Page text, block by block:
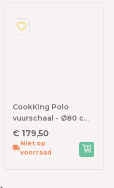
CookKing Polo
vuurschaal - Ø80 cm
- zwart staal
€ 179,50
Niet op
voorraad